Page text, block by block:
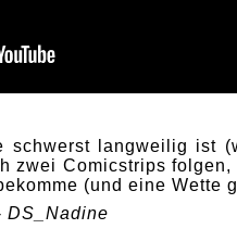
schwerst langweilig ist
zwei Comicstrips folgen,
(und eine Wette
DS_Nadine